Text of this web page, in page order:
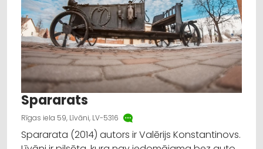
Spararats
Rīgas iela 59, Līvāni, LV-5316
Spararata (2014) autors ir Valērijs Konstantinovs.